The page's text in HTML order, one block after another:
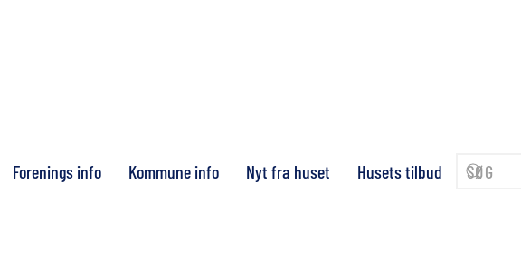
Forenings info Kommune info Nyt fra huset Husets tilbud